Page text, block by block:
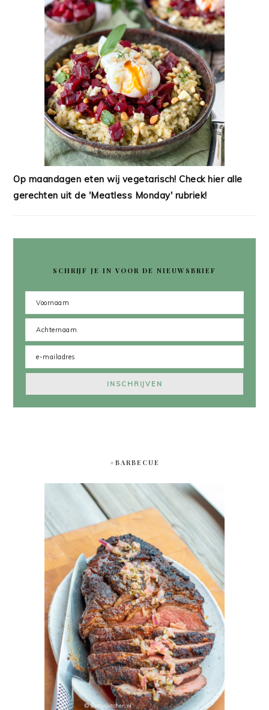
Op maandagen eten wij vegetarisch! Check hier alle
gerechten uit de 'Meatless Monday' rubriek!
SCHRIJF JE IN VOOR DE NIEUWSBRIEF
#BARBECUE